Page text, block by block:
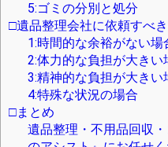
5:ゴミの分別と処分
□遺品整理会社に依頼すべ
1:時間的な余裕がない場
2:体力的な負担が大きい
3:精神的な負担が大きい
4:特殊な状況の場合
□まとめ
遺品整理・不用品回収